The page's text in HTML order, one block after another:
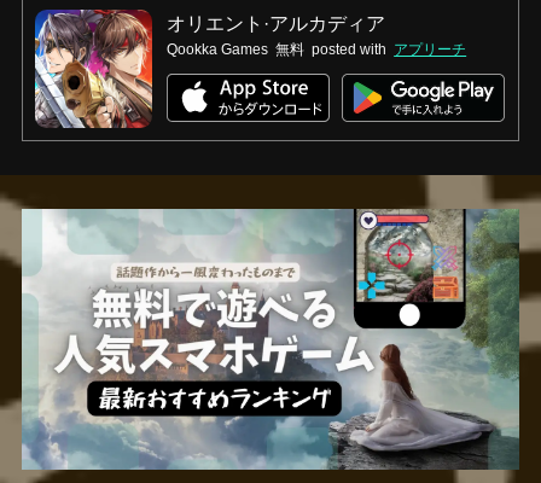
オリエント·アルカディア
Qookka Games 無料 posted with アプリーチ